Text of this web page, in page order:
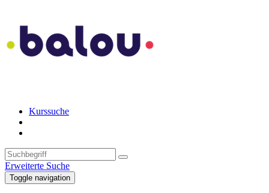
Kurssuche
Erweiterte Suche
Toggle navigation